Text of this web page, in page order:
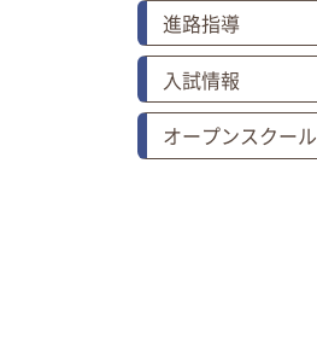
進路指導
入試情報
オープンスクール